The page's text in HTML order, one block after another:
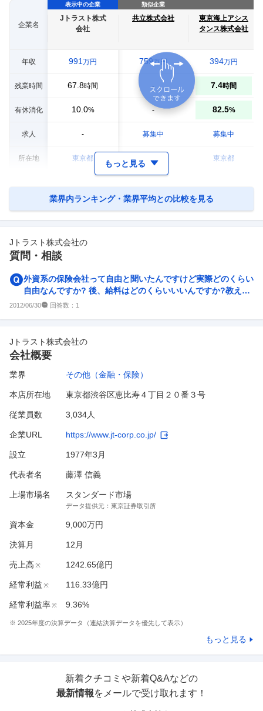
企業名
年収
残業時間
有休消化
求人
所在地
表示中の企業
Jトラスト株式
会社
991万円
67.8時間
10.0%
-
東京都
類似企業
共立株式会社
759万円
-
-
募集中
東京都
東京海上アシス
タンス株式会社
394万円
7.4時間
82.5%
募集中
東京都
もっと見る
業界内ランキング・業界平均との比較を見る
Jトラスト株式会社の
質問・相談
外資系の保険会社って自由と聞いたんですけど実際どのくらい
自由なんですか? 後、給料はどのくらいいいんですか?教えて
ください。おねがいします。
2012/06/30 回答数： 1
Jトラスト株式会社の
会社概要
業界 その他（金融・保険）
本店所在地 東京都渋谷区恵比寿４丁目２０番３号
従業員数 3,034人
企業URL https://www.jt-corp.co.jp/
設立 1977年3月
代表者名 藤澤 信義
上場市場名 スタンダード市場
データ提供元： 東京証券取引所
資本金 9,000万円
決算月 12 月
売上高 ※ 1242.65億円
経常利益 ※ 116.33億円
経常利益率※ 9.36%
※ 2025年度の決算データ（連結決算データを優先して表示）
もっと見る
新着クチコミや新着Q&Aなどの
最新情報をメールで受け取れます！